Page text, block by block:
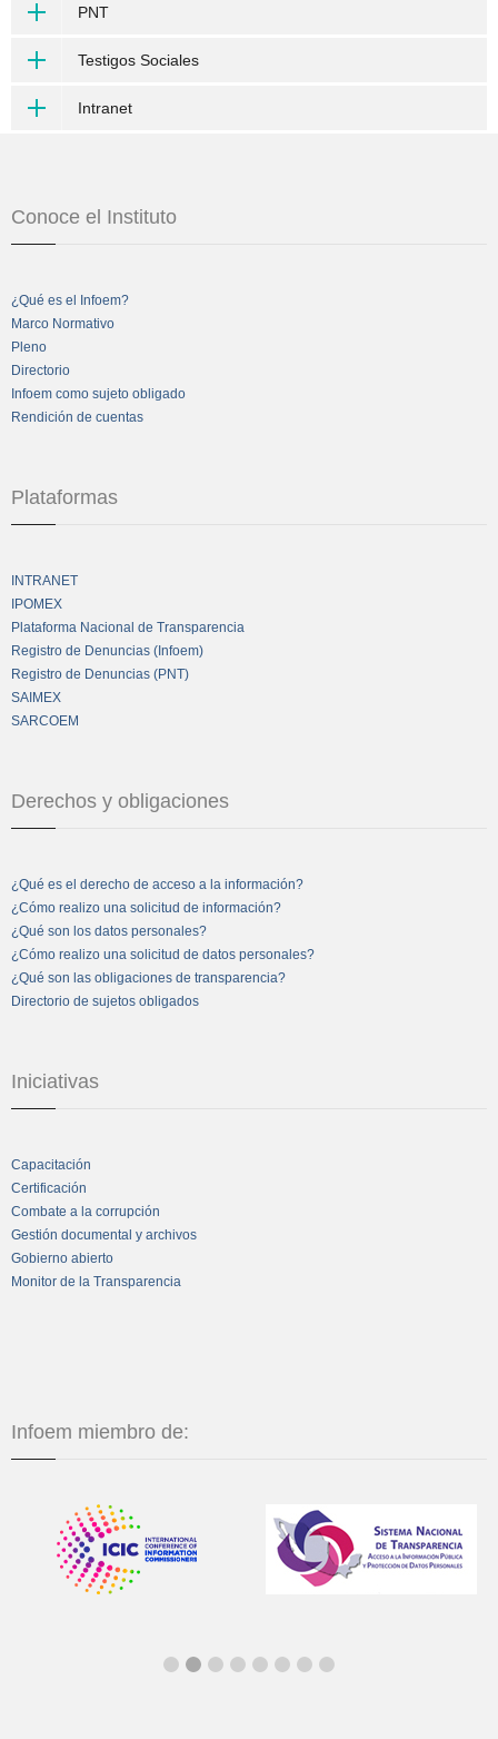
PNT
Testigos Sociales
Intranet
Conoce el Instituto
¿Qué es el Infoem?
Marco Normativo
Pleno
Directorio
Infoem como sujeto obligado
Rendición de cuentas
Plataformas
INTRANET
IPOMEX
Plataforma Nacional de Transparencia
Registro de Denuncias (Infoem)
Registro de Denuncias (PNT)
SAIMEX
SARCOEM
Derechos y obligaciones
¿Qué es el derecho de acceso a la información?
¿Cómo realizo una solicitud de información?
¿Qué son los datos personales?
¿Cómo realizo una solicitud de datos personales?
¿Qué son las obligaciones de transparencia?
Directorio de sujetos obligados
Iniciativas
Capacitación
Certificación
Combate a la corrupción
Gestión documental y archivos
Gobierno abierto
Monitor de la Transparencia
Infoem miembro de: